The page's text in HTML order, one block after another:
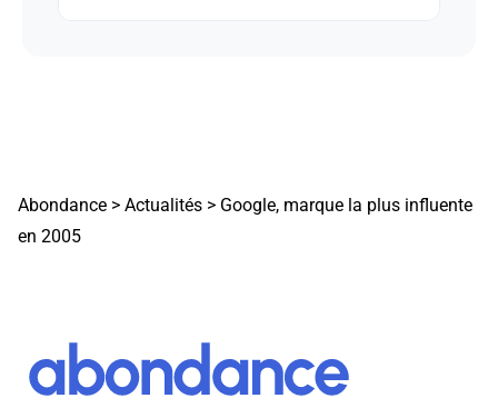
Abondance > Actualités > Google, marque la plus influente
en 2005